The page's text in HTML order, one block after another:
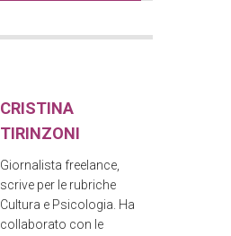
CRISTINA
TIRINZONI
Giornalista freelance,
scrive per le rubriche
Cultura e Psicologia. Ha
collaborato con le